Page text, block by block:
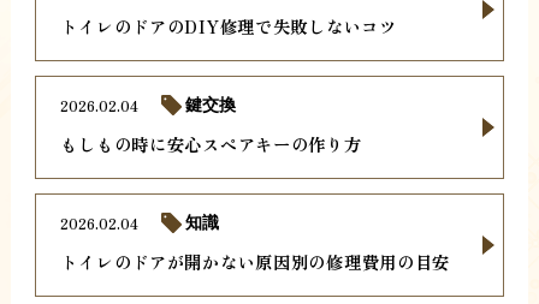
トイレのドアのDIY修理で失敗しないコツ
もしもの時に安心スペアキーの作り方
2026.02.04 鍵交換
トイレのドアが開かない原因別の修理費用の目安
2026.02.04 知識